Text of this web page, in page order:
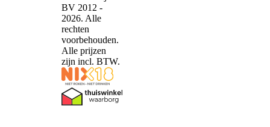
BV 2012 -
2026. Alle
rechten
voorbehouden.
Alle prijzen
zijn incl. BTW.